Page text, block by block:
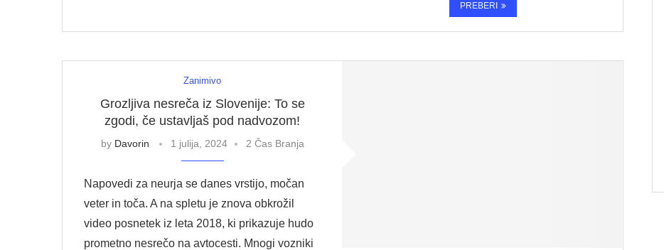
PREBERI
Zanimivo
Grozljiva nesreča iz Slovenije: To se
zgodi, če ustavljaš pod nadvozom!
by Davorin 1 julija, 2024 2 Čas Branja
Napovedi za neurja se danes vrstijo, močan
veter in toča. A na spletu je znova obkrožil
video posnetek iz leta 2018, ki prikazuje hudo
prometno nesrečo na avtocesti. Mnogi vozniki